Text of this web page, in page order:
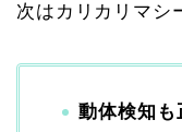
次はカリカリマシ
動体検知も